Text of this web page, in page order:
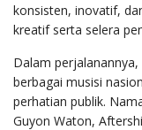
konsisten, inovatif,
kreatif serta selera
Dalam
berbagai musisi
perhatian publik.
Guyon Waton,